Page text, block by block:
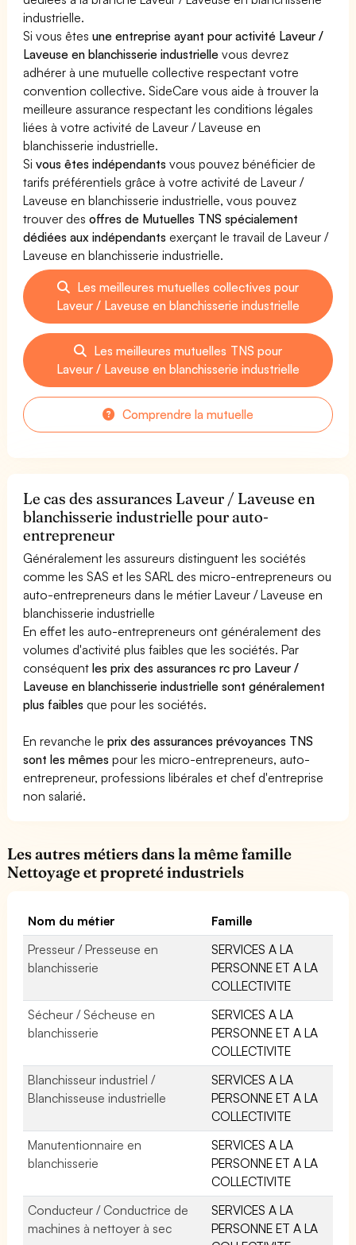
industrielle.
Si vous êtesune entreprise ayant pour activité Laveur /
Laveuse en blanchisserie industrielle vous devrez
adhérer à une mutuelle collective respectant votre
convention collective. SideCare vous aide à trouver la
meilleure assurance respectant les conditions légales
liées à votre activité de Laveur / Laveuse en
blanchisserie industrielle.
Sivous êtes indépendants vous pouvez bénéficier de
tarifs préférentiels grâce à votre activité de Laveur /
Laveuse en blanchisserie industrielle, vous pouvez
trouver desoffres de Mutuelles TNS spécialement
dédiées aux indépendants exerçant le travail de Laveur /
Laveuse en blanchisserie industrielle.
Les meilleures mutuelles collectives pour
Laveur / Laveuse en blanchisserie industrielle
Les meilleures mutuelles TNS pour
Laveur / Laveuse en blanchisserie industrielle
Comprendre la mutuelle
Le cas des assurances Laveur / Laveuse en
blanchisserie industrielle pour auto-
entrepreneur
Généralement les assureurs distinguent les sociétés
comme les SAS et les SARL des micro-entrepreneurs ou
auto-entrepreneurs dans le métier Laveur / Laveuse en
blanchisserie industrielle
En effet les auto-entrepreneurs ont généralement des
volumes d'activité plus faibles que les sociétés. Par
conséquentles prix des assurances rc pro Laveur /
Laveuse en blanchisserie industrielle sont généralement
plus faibles que pour les sociétés.
En revanche leprix des assurances prévoyances TNS
sont les mêmes pour les micro-entrepreneurs, auto-
entrepreneur, professions libérales et chef d'entreprise
non salarié.
Les autres métiers dans la même famille
Nettoyage et propreté industriels
Nom du métier
Famille
Presseur / Presseuse en
blanchisserie
SERVICES A LA
PERSONNE ET A LA
COLLECTIVITE
Sécheur / Sécheuse en
blanchisserie
SERVICES A LA
PERSONNE ET A LA
COLLECTIVITE
Blanchisseur industriel /
Blanchisseuse industrielle
SERVICES A LA
PERSONNE ET A LA
COLLECTIVITE
Manutentionnaire en
blanchisserie
SERVICES A LA
PERSONNE ET A LA
COLLECTIVITE
Conducteur / Conductrice de
machines à nettoyer à sec
SERVICES A LA
PERSONNE ET A LA